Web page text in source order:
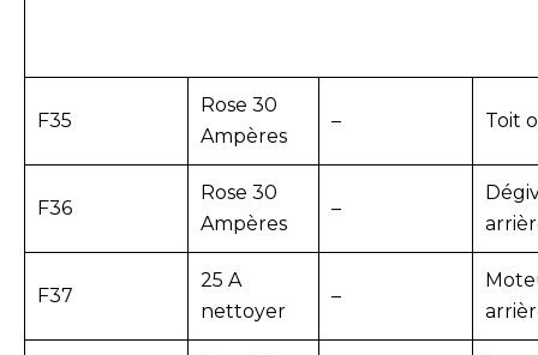
F35
Rose 30
Ampères
– Toit
F36
Rose 30
Ampères
–
F37
25 A
nettoyer
–